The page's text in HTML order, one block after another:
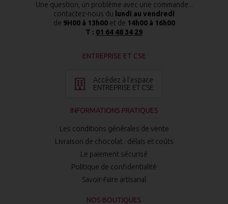
Une question, un problème avec une commande...
contactez-nous du lundi au vendredi
de 9H00 à 13h00et de 14h00 à 16h00
T : 01 64 48 34 29
ENTREPRISE ET CSE
Accédez à l’espace
ENTREPRISE ET CSE
INFORMATIONS PRATIQUES
Les conditions générales de vente
Livraison de chocolat : délais et coûts
Le paiement sécurisé
Politique de confidentialité
Savoir-Faire artisanal
NOS BOUTIQUES